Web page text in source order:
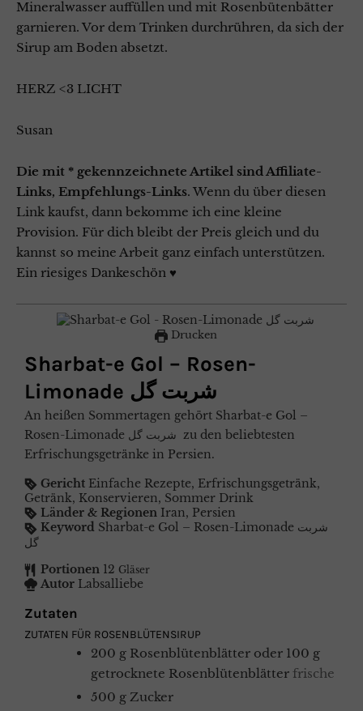
Mineralwasser auffüllen und mit Rosenbütenbätter
garnieren. Vor dem Trinken durchrühren, da sich der
Sirup am Boden absetzt.
HERZ <3 LICHT
Susan
Die mit * gekennzeichnete Artikel sind Affiliate-
Links, Empfehlungs-Links. Wenn du über diesen
Link kaufst, dann bekomme ich eine kleine
Provision. Für dich bleibt der Preis gleich und du
kannst so meine Arbeit ganz einfach unterstützen.
Ein riesiges Dankeschön ♥
Drucken
Sharbat-e Gol – Rosen-
Limonade شربت گل
An heißen Sommertagen gehört Sharbat-e Gol –
Rosen-Limonade شربت گل zu den beliebtesten
Erfrischungsgetränke in Persien.
Gericht Einfache Rezepte, Erfrischungsgetränk,
Getränk, Konservieren, Sommer Drink
Länder & Regionen Iran, Persien
Keyword Sharbat-e Gol – Rosen-Limonade شربت
گل
Portionen 12 Gläser
Autor Labsalliebe
Zutaten
ZUTATEN FÜR ROSENBLÜTENSIRUP
200 g Rosenblütenblätter oder 100 g
getrocknete Rosenblütenblätter frische
500 g Zucker